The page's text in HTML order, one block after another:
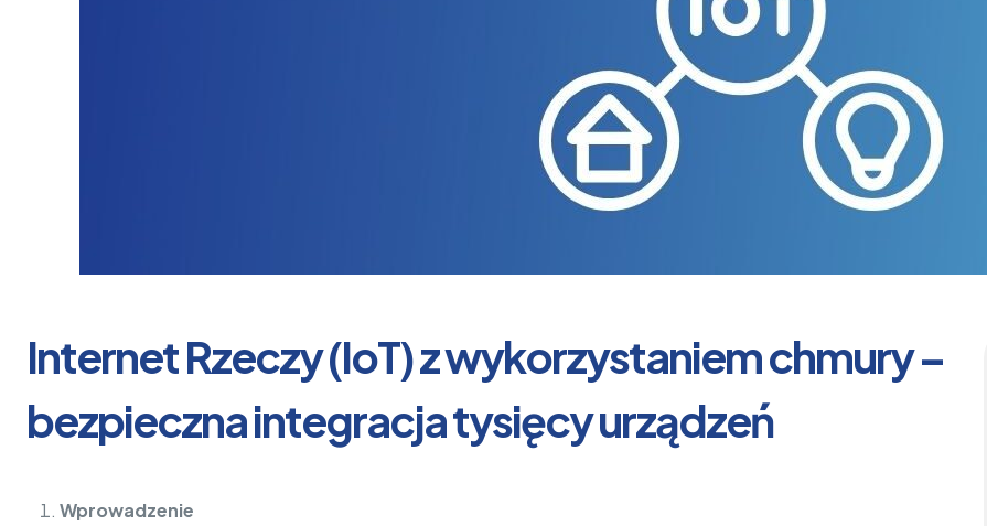
Internet Rzeczy (IoT) z wykorzystaniem chmury –
bezpieczna integracja tysięcy urządzeń
Wprowadzenie